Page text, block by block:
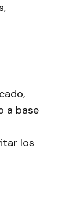
a base
los